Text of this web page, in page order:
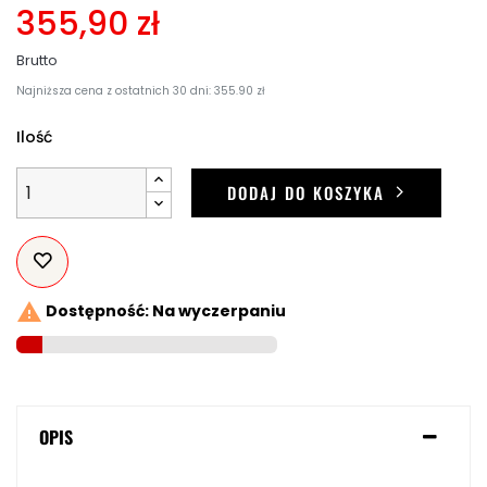
355,90 zł
Brutto
Najniższa cena z ostatnich 30 dni: 355.90 zł
Ilość
DODAJ DO KOSZYKA
 Dostępność: Na wyczerpaniu
OPIS